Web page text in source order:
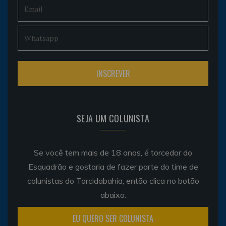
SEJA UM COLUNISTA
Se você tem mais de 18 anos, é torcedor do
Esquadrão e gostaria de fazer parte do time de
colunistas do Torcidabahia, então clica no botão
abaixo.
EU QUERO SER COLUNISTA